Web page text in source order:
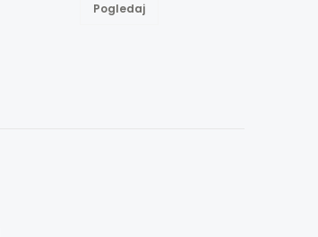
Pogledaj